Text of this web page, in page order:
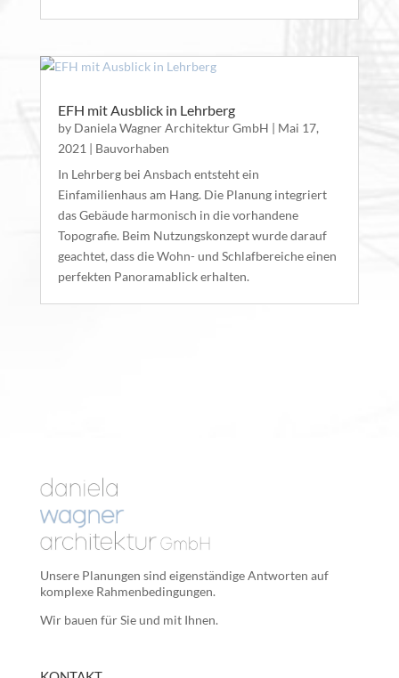
EFH mit Ausblick in Lehrberg
by Daniela Wagner Architektur GmbH | Mai 17,
2021 | Bauvorhaben
In Lehrberg bei Ansbach entsteht ein
Einfamilienhaus am Hang. Die Planung integriert
das Gebäude harmonisch in die vorhandene
Topografie. Beim Nutzungskonzept wurde darauf
geachtet, dass die Wohn- und Schlafbereiche einen
perfekten Panoramablick erhalten.
Unsere Planungen sind eigenständige Antworten auf
komplexe Rahmenbedingungen.
Wir bauen für Sie und mit Ihnen.